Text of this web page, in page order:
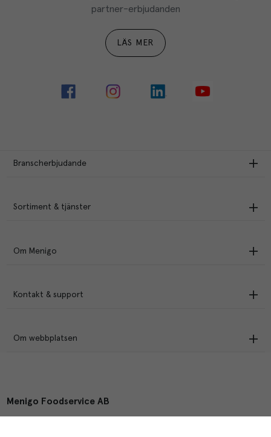
partner-erbjudanden
LÄS MER
Branscherbjudande
Sortiment & tjänster
Om Menigo
Kontakt & support
Om webbplatsen
Menigo Foodservice AB